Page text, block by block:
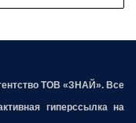
ТОВ «ЗНАЙ». Все
гиперссылка на